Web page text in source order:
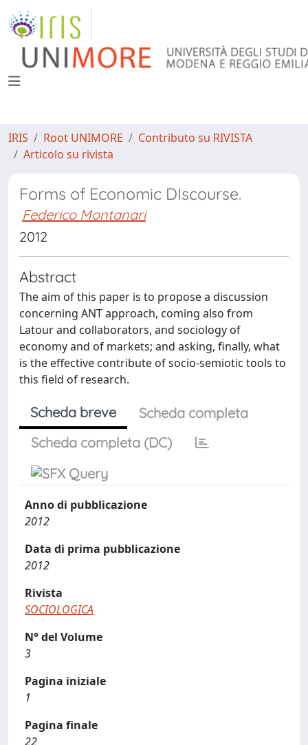
IRIS Root UNIMORE
Contributo su RIVISTA
Articolo su rivista
Forms of Economic DIscourse.
Federico Montanari
2012
Abstract
The aim of this paper is to propose a discussion
concerning ANT approach, coming also from
Latour and collaborators, and sociology of
economy and of markets; and asking, finally, what
is the effective contribute of socio-semiotic tools to
this field of research.
Scheda breve
Scheda completa
Scheda completa (DC)
Anno di pubblicazione
2012
Data di prima pubblicazione
2012
Rivista
SOCIOLOGICA
N° del Volume
3
Pagina iniziale
1
Pagina finale
22